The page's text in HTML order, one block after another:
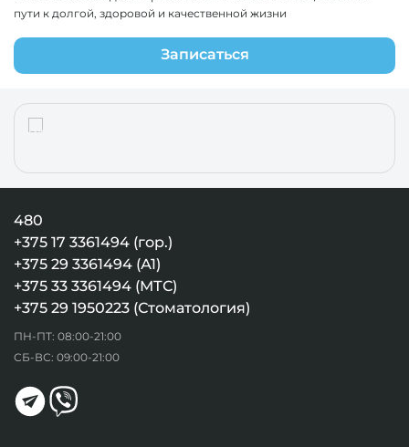
пути к долгой, здоровой и качественной жизни
Записаться
480
+375 17 3361494 (гор.)
+375 29 3361494 (А1)
+375 33 3361494 (МТС)
+375 29 1950223 (Стоматология)
ПН-ПТ: 08:00-21:00
СБ-ВС: 09:00-21:00